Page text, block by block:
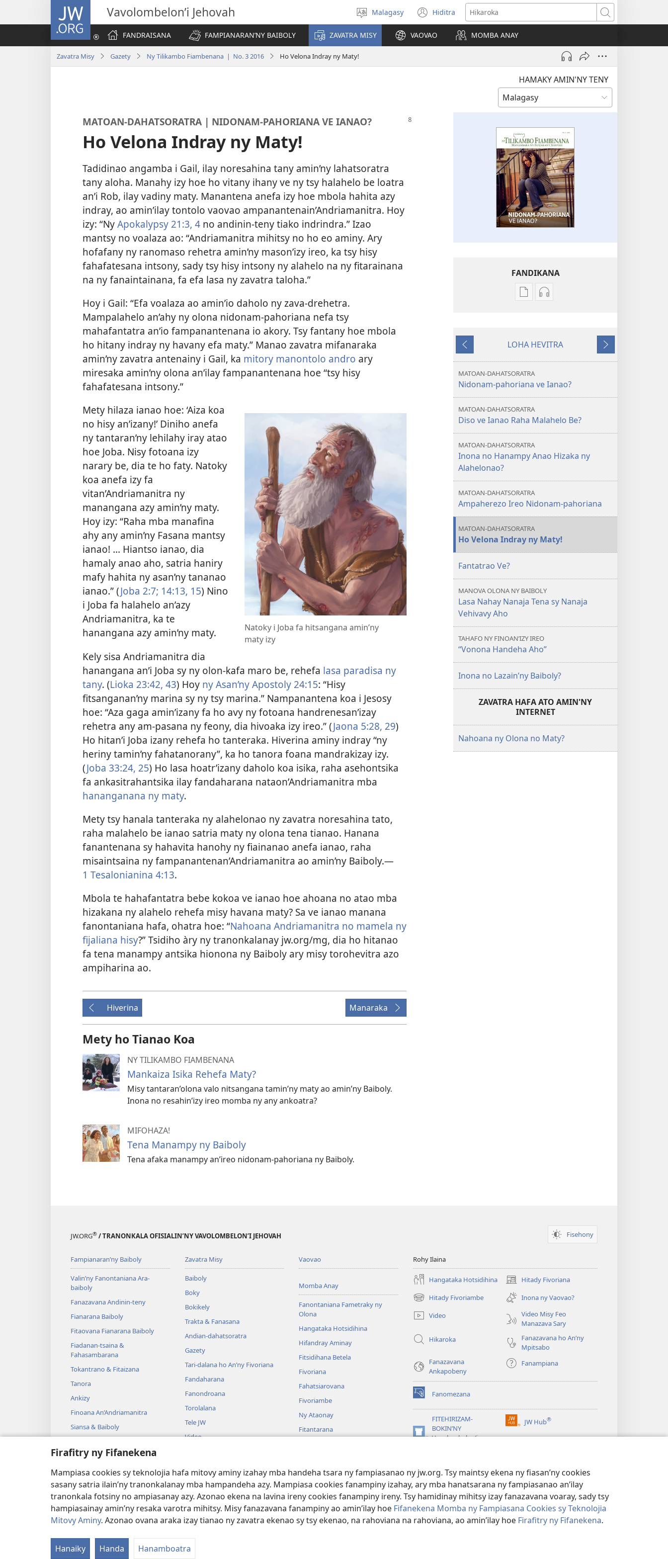
Firafitry ny Fifanekena
Mampiasa cookies sy teknolojia hafa mitovy aminy izahay mba handeha tsara ny fampiasanao ny jw.org. Tsy maintsy ekena ny fiasan’ny cookies
sasany satria ilain’ny tranonkalanay mba hampandeha azy. Mampiasa cookies fanampiny izahay, ary mba hanatsarana ny fampiasanao an’ilay
tranonkala fotsiny no ampiasanay azy. Azonao ekena na lavina ireny cookies fanampiny ireny. Tsy hamidinay mihitsy izay fanazavana voaray, sady tsy
hampiasainay amin’ny resaka varotra mihitsy. Misy fanazavana fanampiny ao amin’ilay hoe Fifanekena Momba ny Fampiasana Cookies sy Teknolojia
Mitovy Aminy. Azonao ovana araka izay tianao ny zavatra ekenao sy tsy ekenao, na rahoviana na rahoviana, ao amin’ilay hoe Firafitry ny Fifanekena.
Hanaiky Handa Hanamboatra
JW.ORG Vavolombelon’i Jehovah
Hifidy
fiteny
Malagasy Hiditra
(manokatra
rohy)
Hikaroka
FANDRAISANA
FAMPIANARAN’NY BAIBOLY ZAVATRA MISY VAOVAO MOMBA ANAY
Zavatra Misy Gazety Ny Tilikambo Fiambenana | No. 3 2016 Ho Velona Indray ny Maty!
HAMAKY AMIN'NY TENY
MATOAN-DAHATSORATRA | NIDONAM-PAHORIANA VE IANAO?
Ho Velona Indray ny Maty!
Tadidinao angamba i Gail, ilay noresahina tany amin’ny lahatsoratra
tany aloha. Manahy izy hoe ho vitany ihany ve ny tsy halahelo be loatra
an’i Rob, ilay vadiny maty. Manantena anefa izy hoe mbola hahita azy
indray, ao amin’ilay tontolo vaovao ampanantenain’Andriamanitra. Hoy
izy: “NyApokalypsy 21:3, 4 no andinin-teny tiako indrindra.” Izao
mantsy no voalaza ao: “Andriamanitra mihitsy no ho eo aminy. Ary
hofafany ny ranomaso rehetra amin’ny mason’izy ireo, ka tsy hisy
fahafatesana intsony, sady tsy hisy intsony ny alahelo na ny fitarainana
na ny fanaintainana, fa efa lasa ny zavatra taloha.”
Hoy i Gail: “Efa voalaza ao amin’io daholo ny zava-drehetra.
Mampalahelo an’ahy ny olona nidonam-pahoriana nefa tsy
mahafantatra an’io fampanantenana io akory. Tsy fantany hoe mbola
ho hitany indray ny havany efa maty.” Manao zavatra mifanaraka
amin’ny zavatra antenainy i Gail, ka mitory manontolo andro ary
miresaka amin’ny olona an’ilay fampanantenana hoe “tsy hisy
fahafatesana intsony.”
Natoky i Joba fa hitsangana amin’ny
maty izy
Mety hilaza ianao hoe: ‘Aiza koa
no hisy an’izany!’ Diniho anefa
ny tantaran’ny lehilahy iray atao
hoe Joba. Nisy fotoana izy
narary be, dia te ho faty. Natoky
koa anefa izy fa
vitan’Andriamanitra ny
manangana azy amin’ny maty.
Hoy izy: “Raha mba manafina
ahy any amin’ny Fasana mantsy
ianao! ... Hiantso ianao, dia
hamaly anao aho, satria haniry
mafy hahita ny asan’ny tananao
ianao.” (Joba 2:7; 14:13, 15) Nino
i Joba fa halahelo an’azy
Andriamanitra, ka te
hanangana azy amin’ny maty.
Kely sisa Andriamanitra dia
hanangana an’i Joba sy ny olon-kafa maro be, rehefa lasa paradisa ny
tany. (Lioka 23:42, 43) Hoy ny Asan’ny Apostoly 24:15: “Hisy
fitsanganan’ny marina sy ny tsy marina.” Nampanantena koa i Jesosy
hoe: “Aza gaga amin’izany fa ho avy ny fotoana handrenesan’izay
rehetra any am-pasana ny feony, dia hivoaka izy ireo.” (Jaona 5:28, 29)
Ho hitan’i Joba izany rehefa ho tanteraka. Hiverina aminy indray “ny
heriny tamin’ny fahatanorany”, ka ho tanora foana mandrakizay izy.
(Joba 33:24, 25) Ho lasa hoatr’izany daholo koa isika, raha asehontsika
fa ankasitrahantsika ilay fandaharana nataon’Andriamanitra mba
hananganana ny maty.
Mety tsy hanala tanteraka ny alahelonao ny zavatra noresahina tato,
raha malahelo be ianao satria maty ny olona tena tianao. Hanana
fanantenana sy hahavita hanohy ny fiainanao anefa ianao, raha
misaintsaina ny fampanantenan’Andriamanitra ao amin’ny Baiboly.—
1 Tesalonianina 4:13.
Mbola te hahafantatra bebe kokoa ve ianao hoe ahoana no atao mba
hizakana ny alahelo rehefa misy havana maty? Sa ve ianao manana
fanontaniana hafa, ohatra hoe: “Nahoana Andriamanitra no mamela ny
fijaliana hisy?” Tsidiho àry ny tranonkalanay jw.org/mg, dia ho hitanao
fa tena manampy antsika hionona ny Baiboly ary misy torohevitra azo
ampiharina ao.
Hiverina Manaraka
Mety ho Tianao Koa
NY TILIKAMBO FIAMBENANA
Mankaiza Isika Rehefa Maty?
Misy tantaran’olona valo nitsangana tamin’ny maty ao amin’ny Baiboly.
Inona no resahin’izy ireo momba ny any ankoatra?
MIFOHAZA!
Tena Manampy ny Baiboly
Tena afaka manampy an’ireo nidonam-pahoriana ny Baiboly.
FANDIKANA
Fandikana
FIAMBENANA
pahoriana
ve
Fandikana
TILIKAMBO
pahoriana
Hiverina
LOHA HEVITRA
Manaraka
MATOAN-DAHATSORATRA
Nidonam-pahoriana ve Ianao?
MATOAN-DAHATSORATRA
Diso ve Ianao Raha Malahelo Be?
MATOAN-DAHATSORATRA
Inona no Hanampy Anao Hizaka ny
Alahelonao?
MATOAN-DAHATSORATRA
Ampaherezo Ireo Nidonam-pahoriana
MATOAN-DAHATSORATRA
Ho Velona Indray ny Maty!
Fantatrao Ve?
MANOVA OLONA NY BAIBOLY
Lasa Nahay Nanaja Tena sy Nanaja
Vehivavy Aho
TAHAFO NY FINOAN’IZY IREO
“Vonona Handeha Aho”
Inona no Lazain’ny Baiboly?
ZAVATRA HAFA ATO AMIN'NY
INTERNET
Nahoana ny Olona no Maty?
JW.ORG® / TRANONKALA OFISIALIN’NY VAVOLOMBELON’I JEHOVAH Fisehony
Fampianaran’ny Baiboly
Valin’ny Fanontaniana Ara-
baiboly
Fanazavana Andinin-teny
Fianarana Baiboly
Fitaovana Fianarana Baiboly
Fiadanan-tsaina &
Fahasambarana
Tokantrano & Fitaizana
Tanora
Ankizy
Finoana An’Andriamanitra
Siansa & Baiboly
Zavatra Misy
Baiboly
Boky
Bokikely
Trakta & Fanasana
Andian-dahatsoratra
Gazety
Tari-dalana ho An’ny Fivoriana
Fandaharana
Fanondroana
Torolalana
Tele JW
Video
Tantara Henoina
Vaovao
Momba Anay
Fanontaniana Fametraky ny
Olona
Hangataka Hotsidihina
Hifandray Aminay
Fitsidihana Betela
Fivoriana
Fahatsiarovana
Fivoriambe
Ny Ataonay
Fitantarana
Rohy Ilaina
Hangataka Hotsidihina Hitady Fivoriana
(manokatra
rohy)
Hitady Fivoriambe
(manokatra
rohy)
Inona ny Vaovao?
Video
Video Misy Feo
Manazava Sary
Hikaroka
Fanazavana ho An’ny
Mpitsabo
Fanazavana
Ankapobeny
Fanampiana
Fanomezana
(manokatra
rohy)
FITEHIRIZAM-
BOKIN’NY
Vavolombelon’i
(manokatra
JW Hub®
(manokatra
rohy)
Copyright© 2026 Watch Tower Bible and Tract Society of Pennsylvania. FIFANEKENA|FIFANEKENA MOMBA NY TSIAMBARATELO|FIRAFITRY NY FIFANEKENA